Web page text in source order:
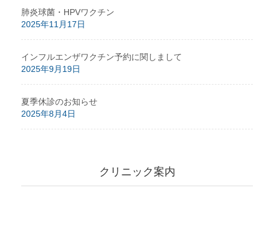
肺炎球菌・HPVワクチン
2025年11月17日
インフルエンザワクチン予約に関しまして
2025年9月19日
夏季休診のお知らせ
2025年8月4日
クリニック案内